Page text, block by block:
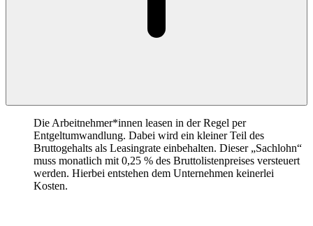
Die Arbeitnehmer*innen leasen in der Regel per
Entgeltumwandlung. Dabei wird ein kleiner Teil des
Bruttogehalts als Leasingrate einbehalten. Dieser „Sachlohn“
muss monatlich mit 0,25 % des Bruttolistenpreises versteuert
werden. Hierbei entstehen dem Unternehmen keinerlei
Kosten.